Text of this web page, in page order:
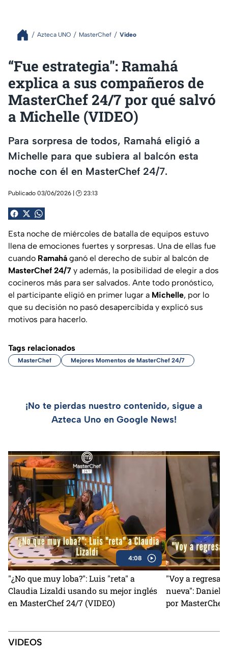
Azteca UNO MasterChef Video
“Fue estrategia": Ramahá
explica a sus compañeros de
MasterChef 24/7 por qué salvó
a Michelle (VIDEO)
Para sorpresa de todos, Ramahá eligió a
Michelle para que subiera al balcón esta
noche con él en MasterChef 24/7.
Publicado 03/06/2026 | 🕑 23:13
Esta noche de miércoles de batalla de equipos estuvo
llena de emociones fuertes y sorpresas. Una de ellas fue
cuando Ramahá ganó el derecho de subir al balcón de
MasterChef 24/7 y además, la posibilidad de elegir a dos
cocineros más para ser salvados. Ante todo pronóstico,
el participante eligió en primer lugar a Michelle, por lo
que su decisión no pasó desapercibida y explicó sus
motivos para hacerlo.
Tags relacionados
MasterChef Mejores Momentos de MasterChef 24/7
¡No te pierdas nuestro contenido, sigue a
Azteca Uno en Google News!
4:08
"¿No que muy loba?": Luis "reta" a
Claudia Lizaldi usando su mejor inglés
en MasterChef 24/7 (VIDEO)
"Voy a
nueva":
por MasterChef
VIDEOS